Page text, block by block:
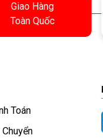
Giao Hàng
Toàn Quốc
Toán